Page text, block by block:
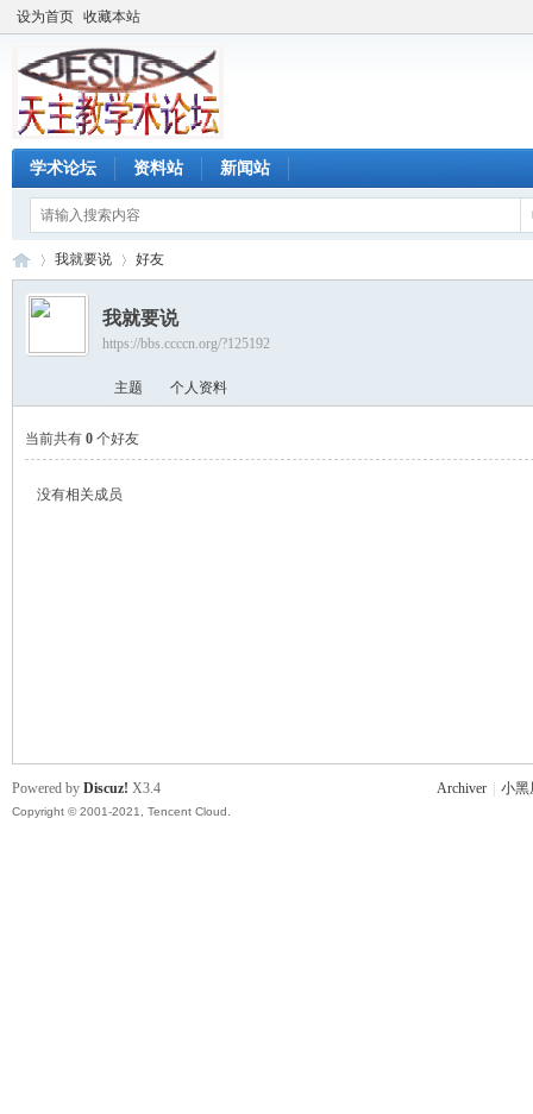
设为首页 收藏本站
学术论坛 资料站 新闻站
›
我就要说 好友
我就要说
https://bbs.ccccn.org/?125192
主题 个人资料
当前共有 0 个好友
没有相关成员
Archiver 小黑
Powered by Discuz! X3.4
Copyright © 2001-2021, Tencent Cloud.